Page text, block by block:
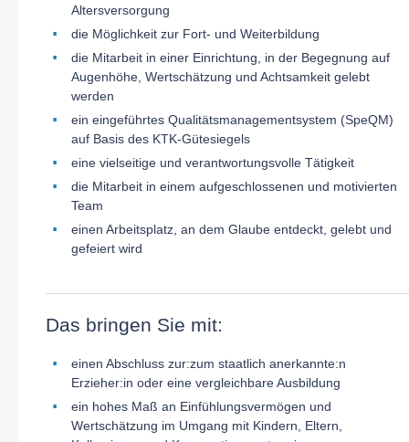
Altersversorgung
die Möglichkeit zur Fort- und Weiterbildung
die Mitarbeit in einer Einrichtung, in der Begegnung auf
Augenhöhe, Wertschätzung und Achtsamkeit gelebt
werden
ein eingeführtes Qualitätsmanagementsystem (SpeQM)
auf Basis des KTK-Gütesiegels
eine vielseitige und verantwortungsvolle Tätigkeit
die Mitarbeit in einem aufgeschlossenen und motivierten
Team
einen Arbeitsplatz, an dem Glaube entdeckt, gelebt und
gefeiert wird
Das bringen Sie mit:
einen Abschluss zur:zum staatlich anerkannte:n
Erzieher:in oder eine vergleichbare Ausbildung
ein hohes Maß an Einfühlungsvermögen und
Wertschätzung im Umgang mit Kindern, Eltern,